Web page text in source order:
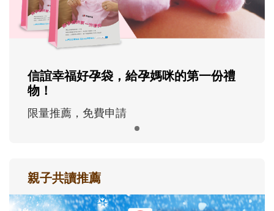
信誼幸福好孕袋，給孕媽咪的第一份禮
物！
限量推薦，免費申請
親子共讀推薦